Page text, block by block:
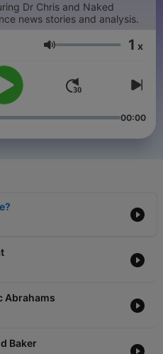
Dr Chris and Naked
news stories and analysis.
Volume 1 x
00:00
Abrahams
Baker